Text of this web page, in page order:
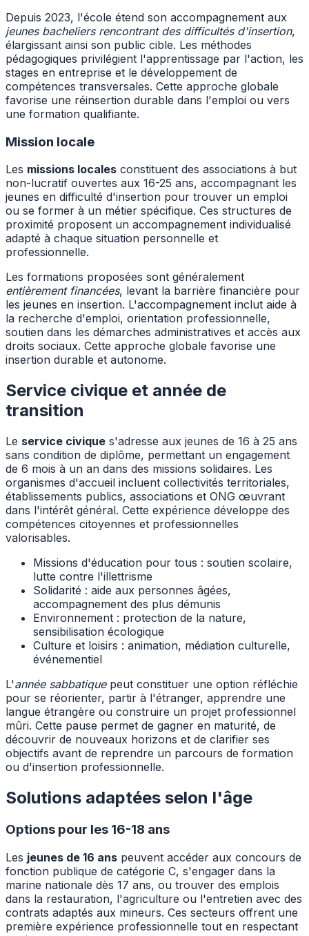
Depuis 2023, l'école étend son accompagnement aux
jeunes bacheliers rencontrant des difficultés d'insertion,
élargissant ainsi son public cible. Les méthodes
pédagogiques privilégient l'apprentissage par l'action, les
stages en entreprise et le développement de
compétences transversales. Cette approche globale
favorise une réinsertion durable dans l'emploi ou vers
une formation qualifiante.
Mission locale
Les missions locales constituent des associations à but
non-lucratif ouvertes aux 16-25 ans, accompagnant les
jeunes en difficulté d'insertion pour trouver un emploi
ou se former à un métier spécifique. Ces structures de
proximité proposent un accompagnement individualisé
adapté à chaque situation personnelle et
professionnelle.
Les formations proposées sont généralement
entièrement financées, levant la barrière financière pour
les jeunes en insertion. L'accompagnement inclut aide à
la recherche d'emploi, orientation professionnelle,
soutien dans les démarches administratives et accès aux
droits sociaux. Cette approche globale favorise une
insertion durable et autonome.
Service civique et année de
transition
Le service civique s'adresse aux jeunes de 16 à 25 ans
sans condition de diplôme, permettant un engagement
de 6 mois à un an dans des missions solidaires. Les
organismes d'accueil incluent collectivités territoriales,
établissements publics, associations et ONG œuvrant
dans l'intérêt général. Cette expérience développe des
compétences citoyennes et professionnelles
valorisables.
Missions d'éducation pour tous : soutien scolaire,
lutte contre l'illettrisme
Solidarité : aide aux personnes âgées,
accompagnement des plus démunis
Environnement : protection de la nature,
sensibilisation écologique
Culture et loisirs : animation, médiation culturelle,
événementiel
L'année sabbatiquepeut constituer une option réfléchie
pour se réorienter, partir à l'étranger, apprendre une
langue étrangère ou construire un projet professionnel
mûri. Cette pause permet de gagner en maturité, de
découvrir de nouveaux horizons et de clarifier ses
objectifs avant de reprendre un parcours de formation
ou d'insertion professionnelle.
Solutions adaptées selon l'âge
Options pour les 16-18 ans
Les jeunes de 16 ans peuvent accéder aux concours de
fonction publique de catégorie C, s'engager dans la
marine nationale dès 17 ans, ou trouver des emplois
dans la restauration, l'agriculture ou l'entretien avec des
contrats adaptés aux mineurs. Ces secteurs offrent une
première expérience professionnelle tout en respectant